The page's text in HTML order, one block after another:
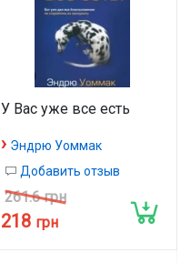
У Вас уже все есть
› Эндрю Уоммак
Добавить отзыв
261.6 грн
218 грн